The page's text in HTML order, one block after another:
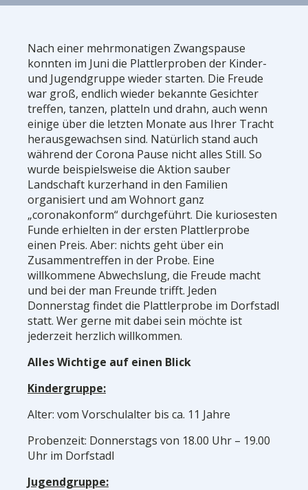
Nach einer mehrmonatigen Zwangspause
konnten im Juni die Plattlerproben der Kinder-
und Jugendgruppe wieder starten. Die Freude
war groß, endlich wieder bekannte Gesichter
treffen, tanzen, platteln und drahn, auch wenn
einige über die letzten Monate aus Ihrer Tracht
herausgewachsen sind. Natürlich stand auch
während der Corona Pause nicht alles Still. So
wurde beispielsweise die Aktion sauber
Landschaft kurzerhand in den Familien
organisiert und am Wohnort ganz
„coronakonform“ durchgeführt. Die kuriosesten
Funde erhielten in der ersten Plattlerprobe
einen Preis. Aber: nichts geht über ein
Zusammentreffen in der Probe. Eine
willkommene Abwechslung, die Freude macht
und bei der man Freunde trifft. Jeden
Donnerstag findet die Plattlerprobe im Dorfstadl
statt. Wer gerne mit dabei sein möchte ist
jederzeit herzlich willkommen.
Alles Wichtige auf einen Blick
Kindergruppe:
Alter: vom Vorschulalter bis ca. 11 Jahre
Probenzeit: Donnerstags von 18.00 Uhr – 19.00
Uhr im Dorfstadl
Jugendgruppe: